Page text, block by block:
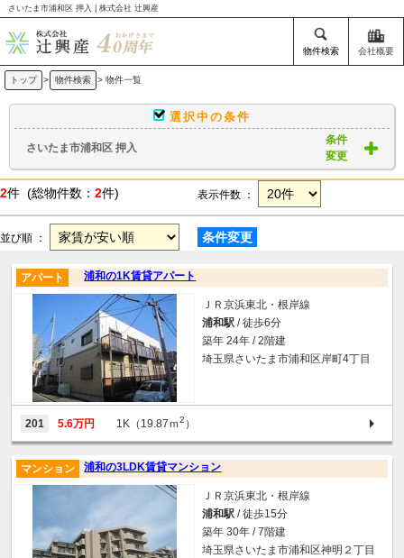
さいたま市浦和区 押入 | 株式会社 辻興産
物件検索 会社概要
トップ > 物件検索 > 物件一覧
選択中の条件
さいたま市浦和区 押入
条件
変更
2件 (総物件数： 2件) 表示件数 ：
並び順 ： 条件変更
浦和の1K賃貸アパート
アパート
ＪＲ京浜東北・根岸線
浦和駅 / 徒歩6分
築年 24年 / 2階建
埼玉県さいたま市浦和区岸町4丁目
201 5.6万円 1K（19.87ｍ2 ）
浦和の3LDK賃貸マンション
マンション
ＪＲ京浜東北・根岸線
浦和駅 / 徒歩15分
築年 30年 / 7階建
埼玉県さいたま市浦和区神明２丁目